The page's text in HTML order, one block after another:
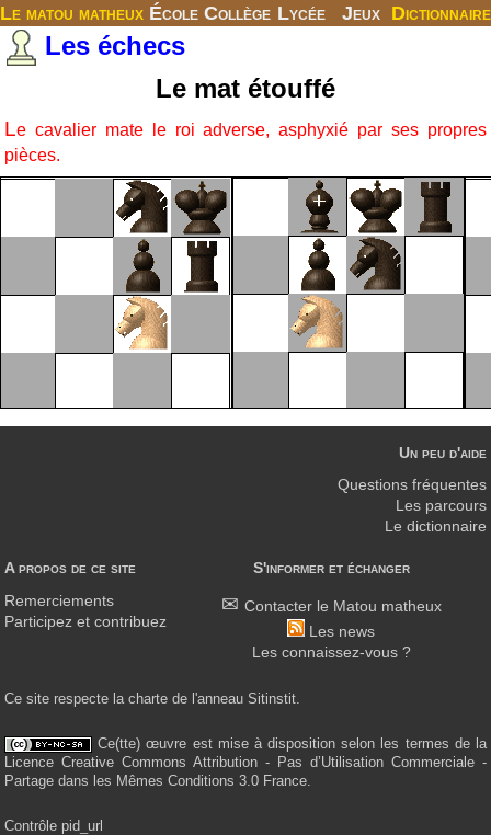
Le matou matheux École Collège Lycée Jeux Dictionnaire
Les échecs
Le mat étouffé
Le cavalier mate le roi adverse, asphyxié par ses propres
pièces.
A propos de ce site
Remerciements
Participez et contribuez
S'informer et échanger
Contacter le Matou matheux
Les news
Les connaissez-vous ?
Un peu d'aide
Questions fréquentes
Les parcours
Le dictionnaire
Ce site respecte la charte de l'anneau Sitinstit.
Ce(tte) œuvre est mise à disposition selon les termes de la
Licence Creative Commons Attribution - Pas d’Utilisation Commerciale -
Partage dans les Mêmes Conditions 3.0 France.
Contrôle pid_url